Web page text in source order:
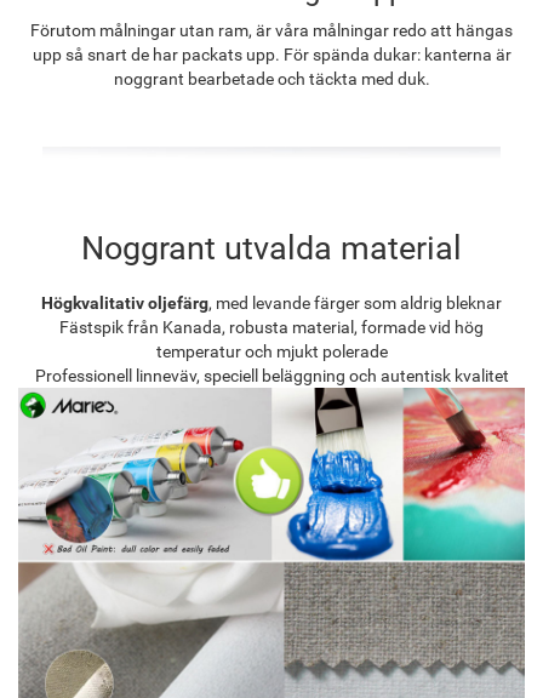
Förutom målningar utan ram, är våra målningar redo att hängas
upp så snart de har packats upp. För spända dukar: kanterna är
noggrant bearbetade och täckta med duk.
Noggrant utvalda material
Högkvalitativ oljefärg, med levande färger som aldrig bleknar
Fästspik från Kanada, robusta material, formade vid hög
temperatur och mjukt polerade
Professionell linneväv, speciell beläggning och autentisk kvalitet